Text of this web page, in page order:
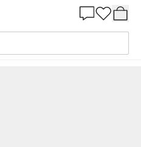
Beställ utifrån NCS 8505-Y20R